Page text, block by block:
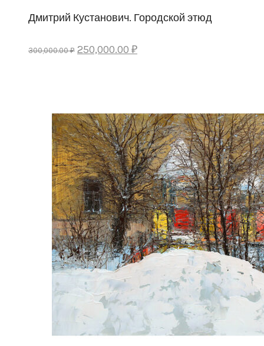
Дмитрий Кустанович. Городской этюд
300,000.00 ₽ Original
250,000.00 ₽Current